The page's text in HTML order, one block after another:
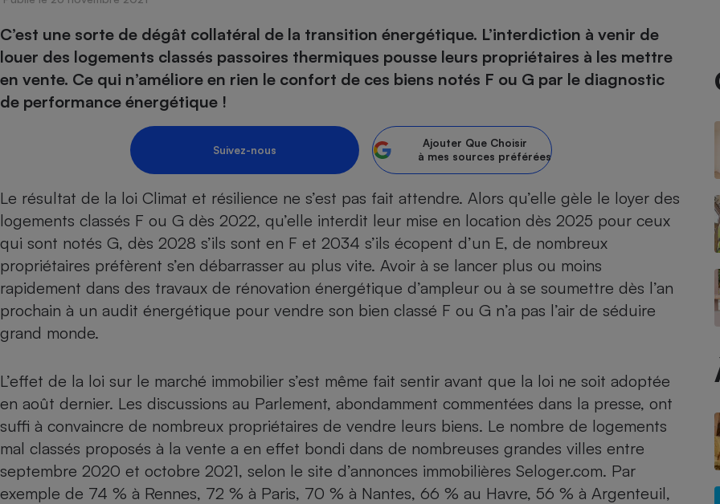
C’est une sorte de dégât collatéral de la transition énergétique. L’interdiction à venir de
louer des logements classés passoires thermiques pousse leurs propriétaires à les mettre
en vente. Ce qui n’améliore en rien le confort de ces biens notés F ou G par le diagnostic
de performance énergétique !
Suivez-nous
Ajouter Que Choisir
à mes sources préférées
Le résultat de la loi Climat et résilience ne s’est pas fait attendre. Alors qu’elle gèle le loyer des
logements classés F ou G dès 2022, qu’elle interdit leur mise en location dès 2025 pour ceux
qui sont notés G, dès 2028 s’ils sont en F et 2034 s’ils écopent d’un E, de nombreux
propriétaires préfèrent s’en débarrasser au plus vite. Avoir à se lancer plus ou moins
rapidement dans des travaux de rénovation énergétique d’ampleur ou à se soumettre dès l’an
prochain à un audit énergétique pour vendre son bien classé F ou G n’a pas l’air de séduire
grand monde.
L’effet de la loi sur le marché immobilier s’est même fait sentir avant que la loi ne soit adoptée
en août dernier. Les discussions au Parlement, abondamment commentées dans la presse, ont
suffi à convaincre de nombreux propriétaires de vendre leurs biens. Le nombre de logements
mal classés proposés à la vente a en effet bondi dans de nombreuses grandes villes entre
septembre 2020 et octobre 2021, selon le site d’annonces immobilières Seloger.com. Par
exemple de 74 % à Rennes, 72 % à Paris, 70 % à Nantes, 66 % au Havre, 56 % à Argenteuil,
Produit alimentaire
Sécurité - Hygiène
Supermarché - Drive
Circuits courts et
alimentation locale
Complément
alimentaire
Foie gras
Assurance
Banque - Crédit
Epargne - Fiscalité
Mutuelle Banque en ligne
Assurance emprunteur Assurance vie
Carburant
Circulation routière
Contrôle technique - Réparation
Supermarché - Drive
Comparatif sèche-linge
Comparatif réfrigérateur-congélateur
Comparatif plaque à induction
Comparatif hotte aspirante
Comparatif climatiseur mobile
Comparatif aspirateur balai
Comparatif aspirateur traîneau
Comparatif cafetière automatique
Comparatif robot cuiseur
Gros électroménager
Petit électroménager - Ustensile
Électricité - Gaz
Panneaux
photovoltaïques
Comparatif smartphone
Comparatif casque audio
Comparatif barre de son
Comparatif imprimante multifonction
Comparatif ordinateur portable
Comparatif ultrabook
Comparatif tablette tactile
Internet
Téléphonie
Crédit immobilier
Comparatif nettoyeur haute
pression
Comparatif tondeuse robot
Comparatif poêle à granulés
Comparatif radiateur électrique
Aménagement
Bricolage - Jardinage
Comparateur mutuelle
Hygiène - Beauté
Maladie - Médecine - Médicament
Système de santé - Complémentaire santé
Mutuelle Aide auditive
funèbres
Retraite
Puériculture - Produit
pour bébé
Choisir son fioul
Choisir son pellet
Comparateur assurance emprunteur
Energie Moins Chère Ensemble
Tous les comparateurs
Toutes les cartes interactives
Speedtest - Testez le débit de votre
nous ?